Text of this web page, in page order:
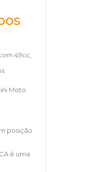
49cc,
Moto
posição
é uma